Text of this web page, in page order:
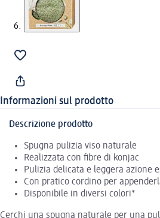
Informazioni sul prodotto
Descrizione prodotto
Spugna pulizia viso naturale
Realizzata con fibre di konjac
Pulizia delicata e leggera azione
Con pratico cordino per
Disponibile in diversi colori*
Cerchi una spugna naturale per una